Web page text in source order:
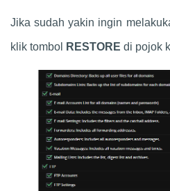
Jika sudah yakin ingin
klik tombol RESTORE di pojok